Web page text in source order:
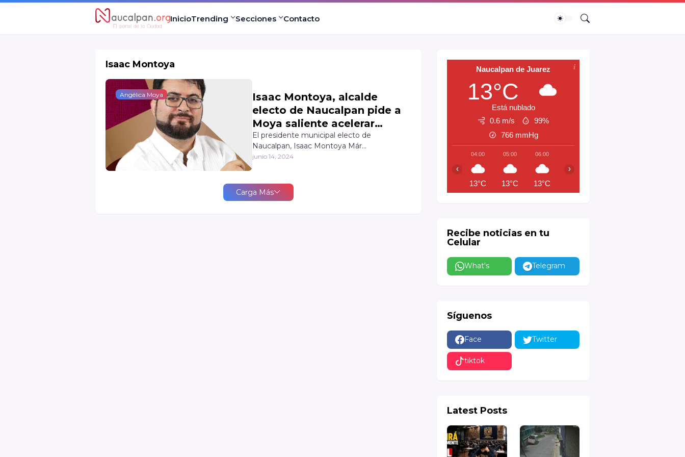
InicioTrending Secciones Contacto
Isaac Montoya
Angélica Moya
Isaac Montoya, alcalde
electo de Naucalpan pide a
Moya saliente acelerar
proceso de transición
El presidente municipal electo de
Naucalpan, Isaac Montoya Már…
junio 14, 2024
Carga Más
Naucalpan de Juarez
13°C
Está nublado
0.6 m/s
99%
766 mmHg
04:00
13°C
05:00
13°C
06:00
13°C
‹ ›
Recibe noticias en tu
Celular
What's Telegram
Síguenos
Face Twitter
tiktok
Latest Posts